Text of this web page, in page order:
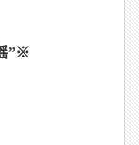
”※